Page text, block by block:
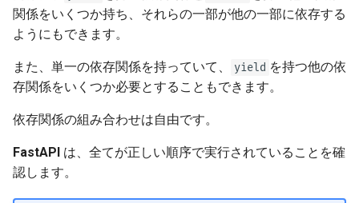
関係をいくつか持ち、それらの一部が他の一部に依存する
ようにもできます。
また、単一の依存関係を持っていて、 yield を持つ他の依
存関係をいくつか必要とすることもできます。
依存関係の組み合わせは自由です。
FastAPI は、全てが正しい順序で実行されていることを確
認します。